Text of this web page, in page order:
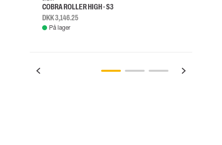
COBRA ROLLER HIGH - S3
DKK 3,146.25
På lager